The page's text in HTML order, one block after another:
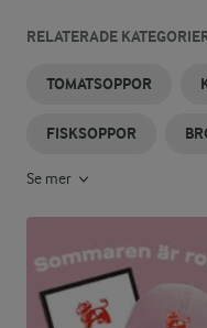
RELATERADE
TOMATSOPPOR
FISKSOPPOR
Se mer